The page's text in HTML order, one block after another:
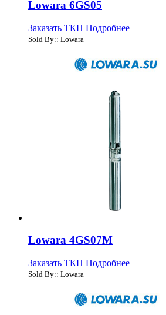
Lowara 6GS05
Заказать ТКП Подробнее
Sold By:: Lowara
Lowara 4GS07M
Заказать ТКП Подробнее
Sold By:: Lowara